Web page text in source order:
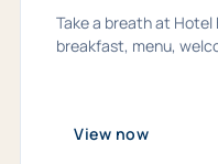
Take a breath at
breakfast, menu,
View now